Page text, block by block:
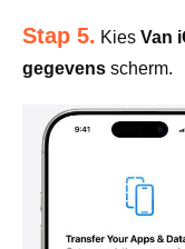
Stap 5. Kies Van
gegevens scherm.